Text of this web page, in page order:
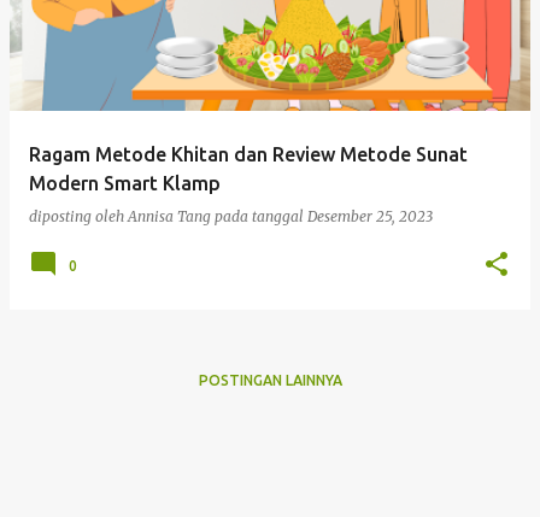
Ragam Metode Khitan dan Review Metode Sunat
Modern Smart Klamp
diposting olehAnnisa Tang pada tanggal Desember 25, 2023
0
POSTINGAN LAINNYA